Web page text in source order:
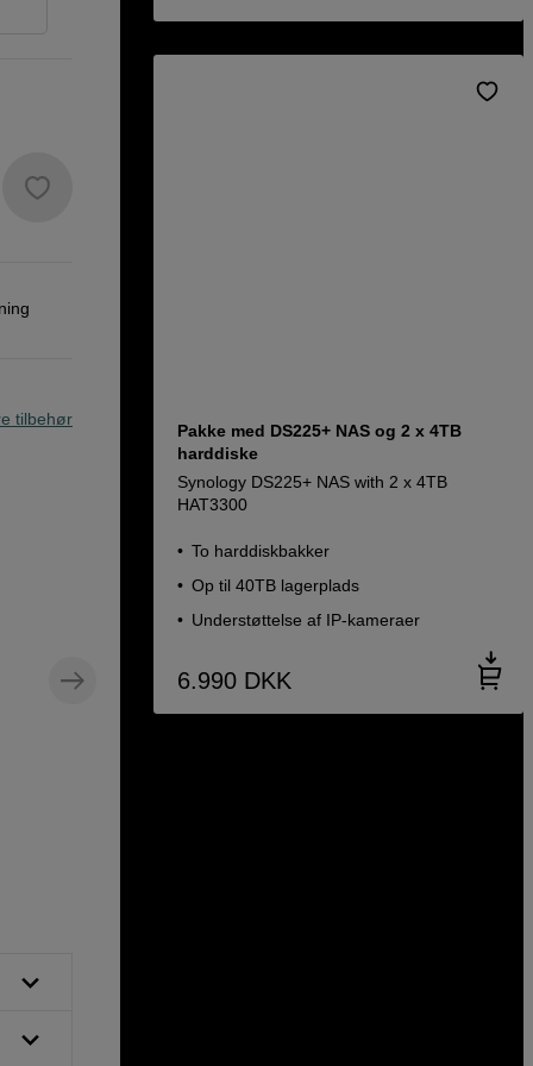
tilbehør
Pakke med DS225+ NAS og 2 x 4TB
harddiske
Synology DS225+ NAS with 2 x 4TB
HAT3300
To harddiskbakker
Op til 40TB lagerplads
Understøttelse af IP-kameraer
6.990 DKK